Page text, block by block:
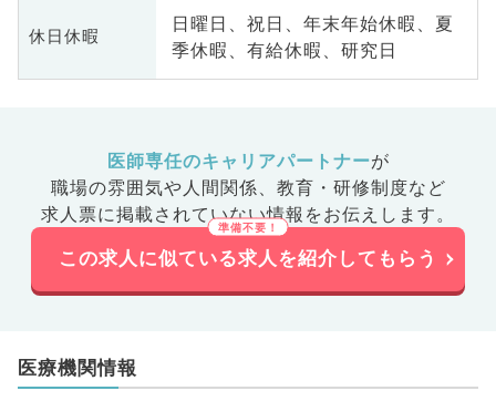
休日休暇
日曜日、祝日、年末年始休暇、夏
季休暇、有給休暇、研究日
医師専任のキャリアパートナーが
職場の雰囲気や人間関係、 教育・研修制度など
求人票に掲載されていない情報をお伝えします。
この求人に似ている求人を紹介してもらう
医療機関情報